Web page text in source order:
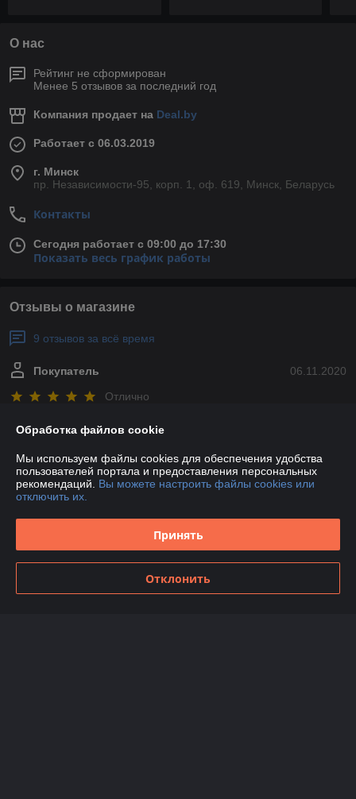
О нас
Рейтинг не сформирован
Менее 5 отзывов за последний год
Компания продает на Deal.by
Работает с 06.03.2019
г. Минск
пр. Независимости-95, корп. 1, оф. 619, Минск, Беларусь
Контакты
Сегодня работает с 09:00 до 17:30
Показать весь график работы
Отзывы о магазине
9 отзывов за всё время
06.11.2020
Покупатель
Отлично
Всё это было хорошо, быстро, качественно и вовремя. Я
06.11.2020
Покупатель
"Это был первый опыт нашей компании обращения в данную фирму.
быстрое выполнение заказа. Рекомендуем! "
Обработка файлов cookie
Мы используем файлы cookies для обеспечения удобства
пользователей портала и предоставления персональных
рекомендаций. Вы можете настроить файлы cookies или
отключить их.
Принять
Отклонить